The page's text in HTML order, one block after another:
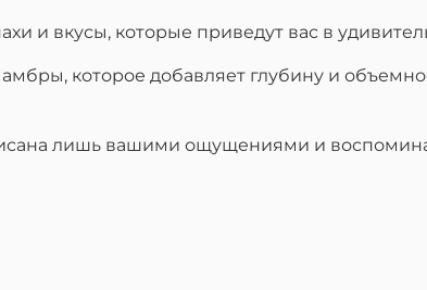
и вкусы, которые приведут вас в
которое добавляет глубину и
лишь вашими ощущениями и